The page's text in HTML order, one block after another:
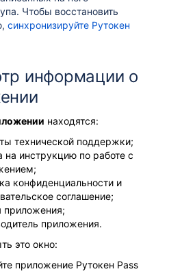
Чтобы восстановить
синхронизируйте Рутокен
информации о
находятся:
технической поддержки;
на инструкцию по работе с
конфиденциальности и
соглашение;
приложения;
приложения.
это окно:
приложение Рутокен Pass